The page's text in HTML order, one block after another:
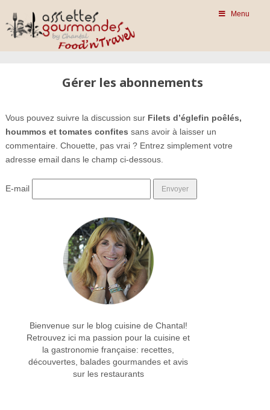
Menu
Gérer les abonnements
Vous pouvez suivre la discussion sur Filets d’églefin poêlés,
hoummos et tomates confites sans avoir à laisser un
commentaire. Chouette, pas vrai ? Entrez simplement votre
adresse email dans le champ ci-dessous.
E-mail
Bienvenue sur le blog cuisine de Chantal!
Retrouvez ici ma passion pour la cuisine et
la gastronomie française: recettes,
découvertes, balades gourmandes et avis
sur les restaurants